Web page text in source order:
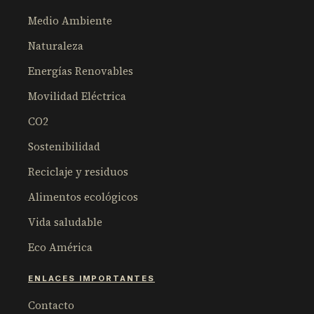
Medio Ambiente
Naturaleza
Energías Renovables
Movilidad Eléctrica
CO2
Sostenibilidad
Reciclaje y residuos
Alimentos ecológicos
Vida saludable
Eco América
ENLACES IMPORTANTES
Contacto